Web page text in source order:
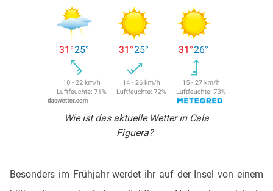
Wie ist das aktuelle Wetter in Cala
Figuera?
Besonders im Frühjahr werdet ihr auf der Insel von einem